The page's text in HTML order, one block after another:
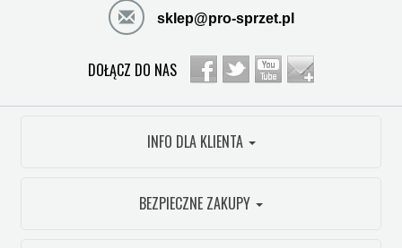
sklep@pro-sprzet.pl
DOŁĄCZ DO NAS
INFO DLA KLIENTA
BEZPIECZNE ZAKUPY